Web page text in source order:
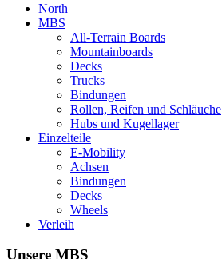
North
MBS
All-Terrain Boards
Mountainboards
Decks
Trucks
Bindungen
Rollen, Reifen und Schläuche
Hubs und Kugellager
Einzelteile
E-Mobility
Achsen
Bindungen
Decks
Wheels
Verleih
Unsere MBS